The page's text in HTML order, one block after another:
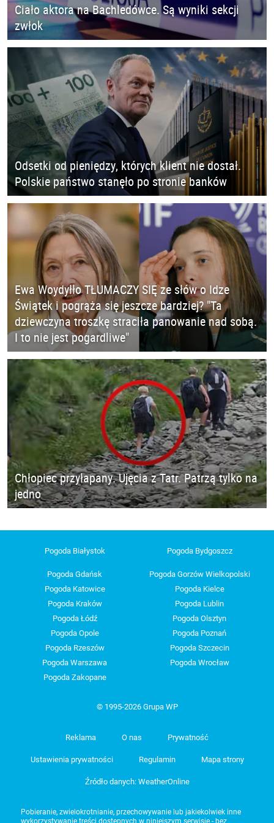
Ciało aktora na Bachledówce. Są wyniki sekcji
zwłok
Odsetki od pieniędzy, których klient nie dostał.
Polskie państwo stanęło po stronie banków
Ewa Woydyłło TŁUMACZY SIĘ ze słów o Idze
Świątek i pogrąża się jeszcze bardziej? "Ta
dziewczyna troszkę straciła panowanie nad sobą.
I to nie jest pogardliwe"
Chłopiec przyłapany. Ujęcia z Tatr. Patrzą tylko na
jedno
Pogoda Białystok Pogoda Bydgoszcz
Pogoda Gdańsk
Pogoda Gorzów Wielkopolski
Pogoda Katowice
Pogoda Kielce
Pogoda Kraków
Pogoda Lublin
Pogoda Łódź
Pogoda Olsztyn
Pogoda Opole
Pogoda Poznań
Pogoda Rzeszów
Pogoda Szczecin
Pogoda Warszawa
Pogoda Wrocław
Pogoda Zakopane
© 1995-2026 Grupa WP
Reklama O nas Prywatność
Ustawienia prywatności Regulamin Mapa strony
Źródło danych: WeatherOnline
Pobieranie, zwielokrotnianie, przechowywanie lub jakiekolwiek inne
wykorzystywanie treści dostępnych w niniejszym serwisie - bez